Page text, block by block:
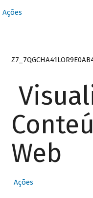
Ações
Web
Ações